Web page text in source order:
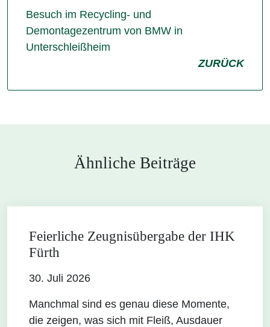
Besuch im Recycling- und
Demontagezentrum von BMW in
Unterschleißheim
ZURÜCK
Ähnliche Beiträge
Feierliche Zeugnisübergabe der IHK
Fürth
30. Juli 2026
Manchmal sind es genau diese Momente,
die zeigen, was sich mit Fleiß, Ausdauer